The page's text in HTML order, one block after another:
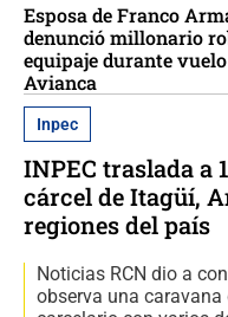
Esposa de Franco
denunció millonario
equipaje durante
Avianca
Inpec
INPEC traslada a
cárcel de Itagüí,
regiones del país
Noticias RCN dio a
observa una caravana